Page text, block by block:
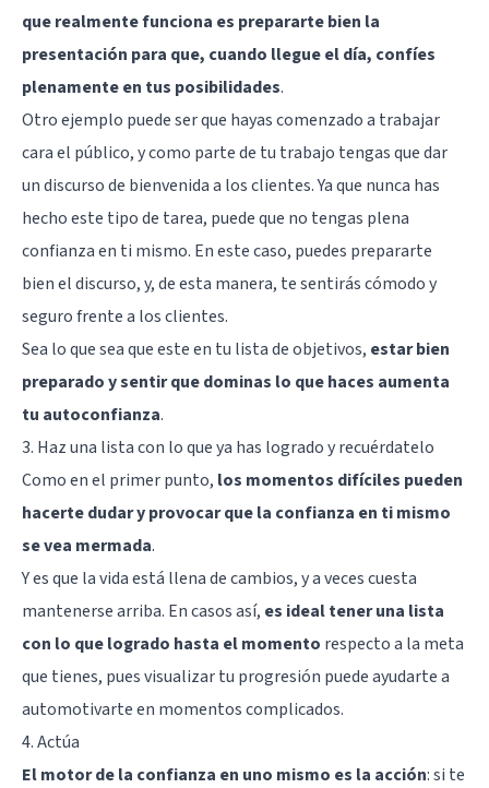
que realmente funciona es prepararte bien la
presentación para que, cuando llegue el día, confíes
plenamente en tus posibilidades.
Otro ejemplo puede ser que hayas comenzado a trabajar
cara el público, y como parte de tu trabajo tengas que dar
un discurso de bienvenida a los clientes. Ya que nunca has
hecho este tipo de tarea, puede que no tengas plena
confianza en ti mismo. En este caso, puedes prepararte
bien el discurso, y, de esta manera, te sentirás cómodo y
seguro frente a los clientes.
Sea lo que sea que este en tu lista de objetivos, estar bien
preparado y sentir que dominas lo que haces aumenta
tu autoconfianza.
3. Haz una lista con lo que ya has logrado y recuérdatelo
Como en el primer punto, los momentos difíciles pueden
hacerte dudar y provocar que la confianza en ti mismo
se vea mermada.
Y es que la vida está llena de cambios, y a veces cuesta
mantenerse arriba. En casos así, es ideal tener una lista
con lo que logrado hasta el momento respecto a la meta
que tienes, pues visualizar tu progresión puede ayudarte a
automotivarte en momentos complicados.
4. Actúa
El motor de la confianza en uno mismo es la acción: si te